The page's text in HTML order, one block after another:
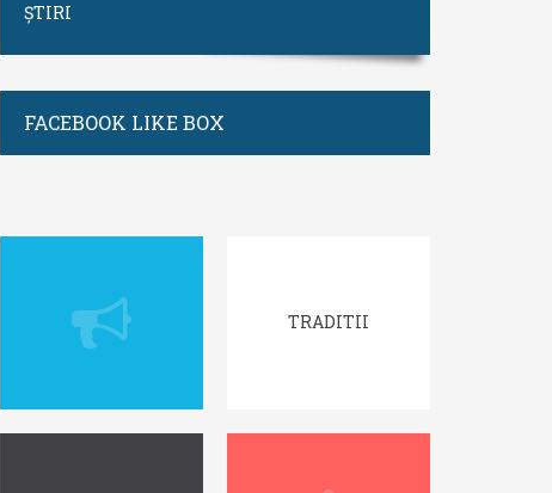
ȘTIRI
FACEBOOK LIKE BOX
TRADITII